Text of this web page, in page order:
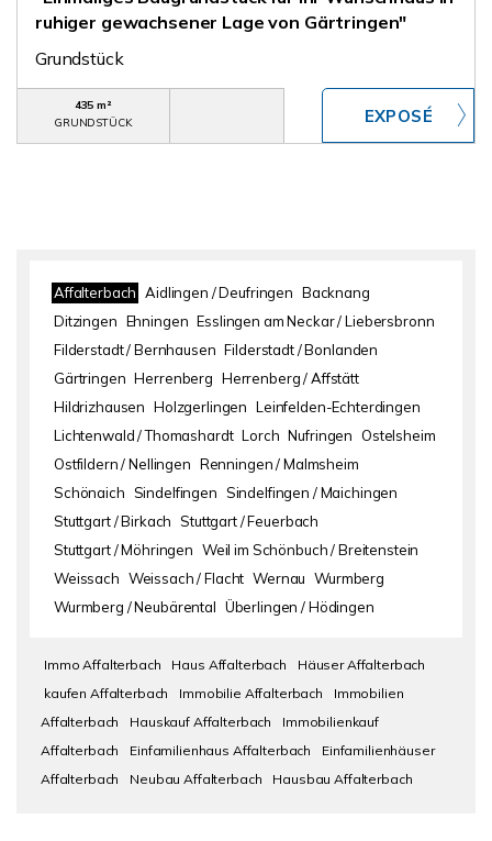
ruhiger gewachsener Lage von Gärtringen"
Grundstück
435 m²
GRUNDSTÜCK
Affalterbach Aidlingen / Deufringen Backnang
Ditzingen Ehningen Esslingen am Neckar / Liebersbronn
Filderstadt / Bernhausen Filderstadt / Bonlanden
Gärtringen Herrenberg Herrenberg / Affstätt
Hildrizhausen Holzgerlingen Leinfelden-Echterdingen
Lichtenwald / Thomashardt Lorch Nufringen
Ostelsheim
Ostfildern / Nellingen Renningen / Malmsheim
Schönaich Sindelfingen Sindelfingen / Maichingen
Stuttgart / Birkach Stuttgart / Feuerbach
Stuttgart / Möhringen Weil im Schönbuch / Breitenstein
Weissach Weissach / Flacht Wernau Wurmberg
Wurmberg / Neubärental Überlingen / Hödingen
Immo Affalterbach Haus Affalterbach
Häuser Affalterbach
kaufen Affalterbach
Immobilie Affalterbach
Immobilien
Affalterbach
Hauskauf Affalterbach
Immobilienkauf
Affalterbach
Einfamilienhaus Affalterbach
Einfamilienhäuser
Affalterbach
Neubau Affalterbach Hausbau Affalterbach